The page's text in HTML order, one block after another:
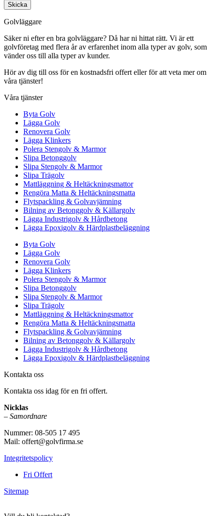
Skicka
Golvläggare
Säker ni efter en bra golvläggare? Då har ni hittat rätt. Vi är ett
golvföretag med flera år av erfarenhet inom alla typer av golv, som
vänder oss till alla typer av kunder.
Hör av dig till oss för en kostnadsfri offert eller för att veta mer om
våra tjänster!
Våra tjänster
Byta Golv
Lägga Golv
Renovera Golv
Lägga Klinkers
Polera Stengolv & Marmor
Slipa Betonggolv
Slipa Stengolv & Marmor
Slipa Trägolv
Mattläggning & Heltäckningsmattor
Rengöra Matta & Heltäckningsmatta
Flytspackling & Golvavjämning
Bilning av Betonggolv & Källargolv
Lägga Industrigolv & Hårdbetong
Lägga Epoxigolv & Härdplastbeläggning
Byta Golv
Lägga Golv
Renovera Golv
Lägga Klinkers
Polera Stengolv & Marmor
Slipa Betonggolv
Slipa Stengolv & Marmor
Slipa Trägolv
Mattläggning & Heltäckningsmattor
Rengöra Matta & Heltäckningsmatta
Flytspackling & Golvavjämning
Bilning av Betonggolv & Källargolv
Lägga Industrigolv & Hårdbetong
Lägga Epoxigolv & Härdplastbeläggning
Kontakta oss
Kontakta oss idag för en fri offert.
Nicklas
– Samordnare
Nummer: 08-505 17 495
Mail: offert@golvfirma.se
Integritetspolicy
Fri Offert
Sitemap